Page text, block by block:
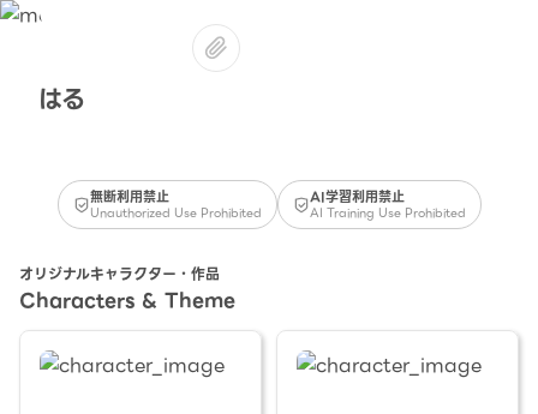
はる
無断利用禁止
Unauthorized Use Prohibited
AI学習利用禁止
AI Training Use Prohibited
オリジナルキャラクター・作品
Characters & Theme